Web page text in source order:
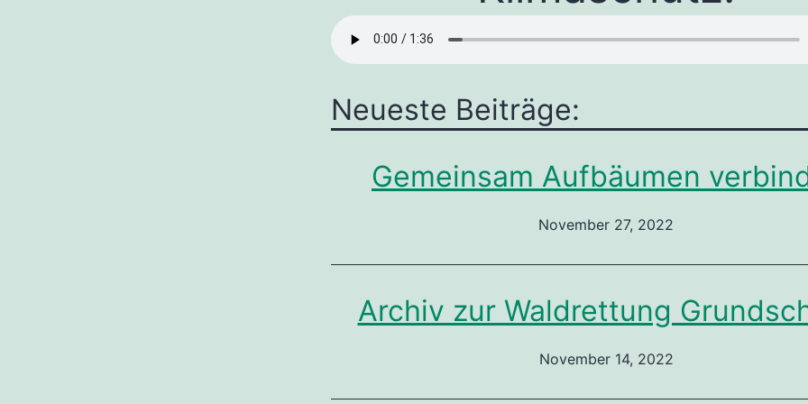
Neueste Beiträge:
Gemeinsam Aufbäumen
November 27, 2022
Archiv zur Waldrettung
November 14, 2022